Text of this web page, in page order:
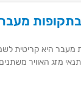
מעבר
מעבר היא קריטית
מזג האוויר